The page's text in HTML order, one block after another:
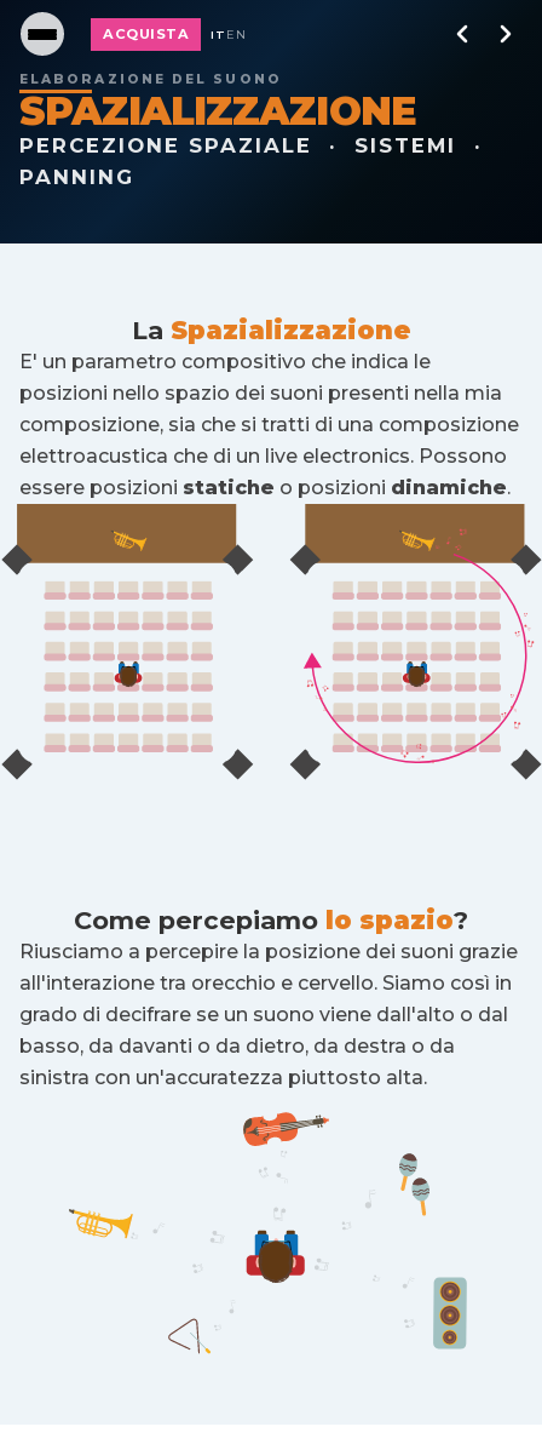
ACQUISTA IT EN
ELABORAZIONE DEL SUONO
SPAZIALIZZAZIONE
PERCEZIONE SPAZIALE · SISTEMI ·
PANNING
La Spazializzazione
E' un parametro compositivo che indica le
posizioni nello spazio dei suoni presenti nella mia
composizione, sia che si tratti di una composizione
elettroacustica che di un live electronics. Possono
essere posizioni statiche o posizioni dinamiche.
Come percepiamo lo spazio?
Riusciamo a percepire la posizione dei suoni grazie
all'interazione tra orecchio e cervello. Siamo così in
grado di decifrare se un suono viene dall'alto o dal
basso, da davanti o da dietro, da destra o da
sinistra con un'accuratezza piuttosto alta.